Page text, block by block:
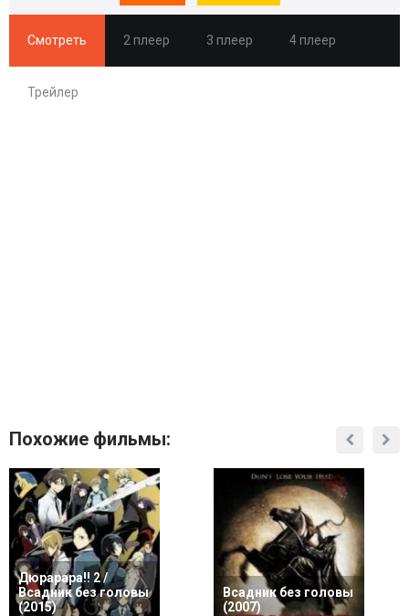
Смотреть 2 плеер 3 плеер 4 плеер
Трейлер
Похожие фильмы:
Дюрарара!! 2 /
Всадник без головы
(2015)
Всадник без головы
(2007)